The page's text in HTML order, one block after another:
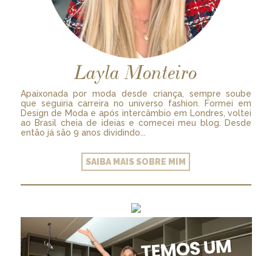
Layla Monteiro
Apaixonada por moda desde criança, sempre soube
que seguiria carreira no universo fashion. Formei em
Design de Moda e após intercâmbio em Londres, voltei
ao Brasil cheia de ideias e comecei meu blog. Desde
então já são 9 anos dividindo...
SAIBA MAIS SOBRE MIM